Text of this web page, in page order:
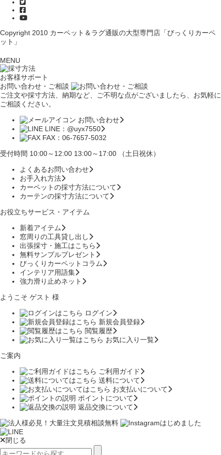
Copyright 2010 カーペット＆ラグ通販の大型専門店「びっくりカーペ
ット」
MENU
お客様サポート
お問い合わせ・ご相談
ご注文や採寸方法、納期など、ご不明な点がございましたら、お気軽に
ご相談ください。
お問い合わせ
LINE：@uyx7550
FAX：06-7657-5032
受付時間 10:00～12:00 13:00～17:00 （土日祝休）
よくあるお問い合わせ
お手入れ方法
カーペットの採寸方法について
カーテンの採寸方法について
お役立ちサービス・アイテム
新着アイテム
窓周りの工具貸し出し
出張採寸・施工はこちら
無料サンプルプレゼント
びっくりカーペットコラム
インテリア用語集
強力滑り止めネット
ようこそ ゲスト 様
ログイン
新規会員登録
閲覧履歴
お気に入り一覧
ご案内
ご利用ガイド
送料について
お支払いについて
ポイントについて
返品交換について
閉じる